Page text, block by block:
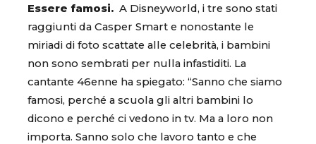
Essere famosi. A Disneyworld, i tre sono stati
raggiunti da Casper Smart e nonostante le
miriadi di foto scattate alle celebrità, i bambini
non sono sembrati per nulla infastiditi. La
cantante 46enne ha spiegato: “Sanno che siamo
famosi, perché a scuola gli altri bambini lo
dicono e perché ci vedono in tv. Ma a loro non
importa. Sanno solo che lavoro tanto e che